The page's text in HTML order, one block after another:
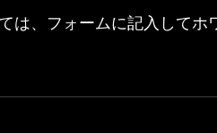
は、フォームに記入してホ